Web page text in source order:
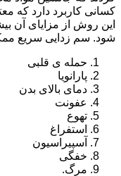
کسانی کاربرد دارد که
این روش از مزایای آن
شود. سم زدایی سریع
حمله ی قلبی
پارانویا
دمای بالای بدن
عفونت
تهوع
استفراغ
آسپیراسیون
خفگی
مرگ.